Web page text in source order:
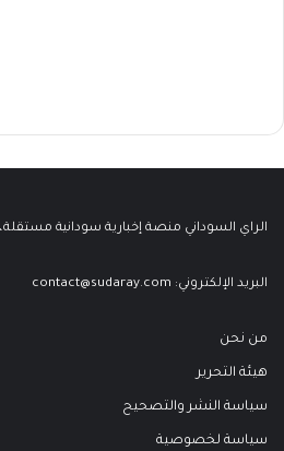
الراي السوداني منصة إخبارية سودانية مستقلة،
البريد الإلكتروني: contact@sudaray.com
من نحن
هيئة التحرير
سياسة النشر والتصحيح
سياسة لخصوصية